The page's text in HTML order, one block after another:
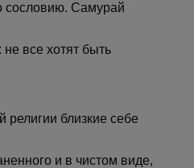
сословию. Самурай
все хотят быть
религии близкие себе
и в чистом виде,